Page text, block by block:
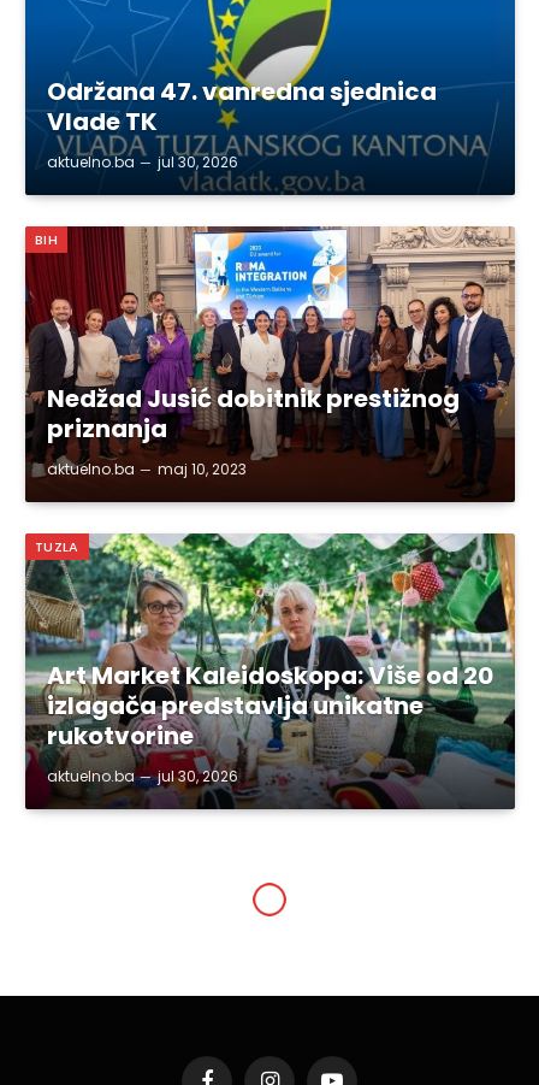
Održana 47. vanredna sjednica
Vlade TK
aktuelno.ba jul 30, 2026
BIH
Nedžad Jusić dobitnik prestižnog
priznanja
aktuelno.ba maj 10, 2023
TUZLA
Art Market Kaleidoskopa: Više od 20
izlagača predstavlja unikatne
rukotvorine
aktuelno.ba jul 30, 2026
Održana treća sjednica
Kantonalnog odbora za